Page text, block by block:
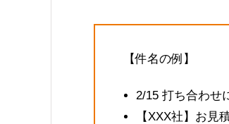
【件名の例】
2/15 打ち合わせ
【XXX社】お見